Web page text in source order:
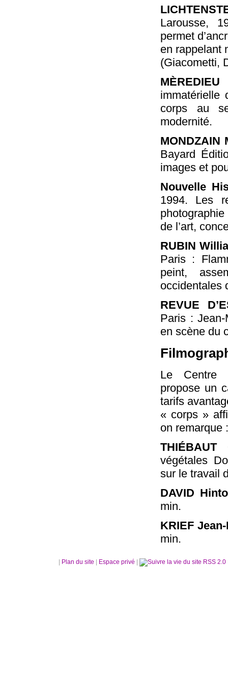
Larousse,
permet
en rappelant
(Giacometti,
immatérielle
corps au
modernité.
MONDZAIN
Bayard
images et
Nouvelle
1994. Les
de l’art,
RUBIN
Paris :
peint,
occidentales
REVUE
Paris :
en scène du
Le Centre
propose un
tarifs
« corps »
on remarque :
THIÉBAUT
végétales
sur le travail
DAVID
min.
KRIEF
min.
Plan du site Espace privé RSS 2.0